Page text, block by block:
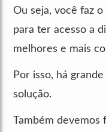
Ou seja, você faz
para ter acesso a
melhores e mais
Por isso, há
solução.
Também devemos